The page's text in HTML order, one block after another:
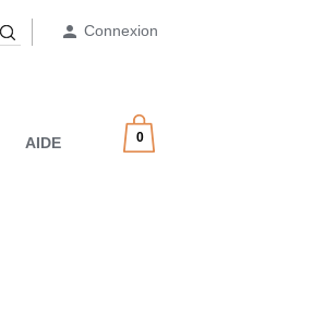
 Connexion
0
AIDE